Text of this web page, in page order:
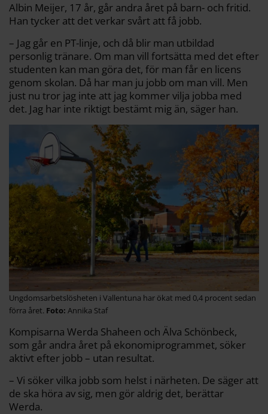
Albin Meijer, 17 år, går andra året på barn- och fritid.
Han tycker att det verkar svårt att få jobb.
– Jag går en PT-linje, och då blir man utbildad
personlig tränare. Om man vill fortsätta med det efter
studenten kan man göra det, för man får en licens
genom skolan. Då har man ju jobb om man vill. Men
just nu tror jag inte att jag kommer vilja jobba med
det. Jag har inte riktigt bestämt mig än, säger han.
Ungdomsarbetslösheten i Vallentuna har ökat med 0,4 procent sedan
förra året.
Annika Staf
Kompisarna Werda Shaheen och Älva Schönbeck,
som går andra året på ekonomiprogrammet, söker
aktivt efter jobb – utan resultat.
– Vi söker vilka jobb som helst i närheten. De säger att
de ska höra av sig, men gör aldrig det, berättar
Werda.